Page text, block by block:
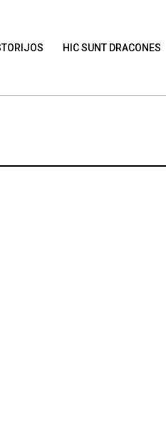
HIC SUNT DRACONES